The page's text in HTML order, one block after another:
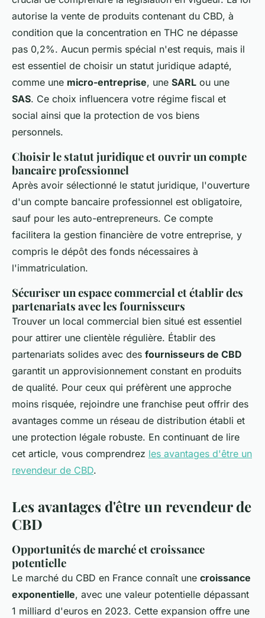
autorise la vente de produits contenant du CBD, à
condition que la concentration en THC ne dépasse
pas 0,2%. Aucun permis spécial n'est requis, mais il
est essentiel de choisir un statut juridique adapté,
comme une micro-entreprise, une SARL ou une
SAS. Ce choix influencera votre régime fiscal et
social ainsi que la protection de vos biens
personnels.
Choisir le statut juridique et ouvrir un compte
bancaire professionnel
Après avoir sélectionné le statut juridique, l'ouverture
d'un compte bancaire professionnel est obligatoire,
sauf pour les auto-entrepreneurs. Ce compte
facilitera la gestion financière de votre entreprise, y
compris le dépôt des fonds nécessaires à
l'immatriculation.
Sécuriser un espace commercial et établir des
partenariats avec les fournisseurs
Trouver un local commercial bien situé est essentiel
pour attirer une clientèle régulière. Établir des
partenariats solides avec des fournisseurs de CBD
garantit un approvisionnement constant en produits
de qualité. Pour ceux qui préfèrent une approche
moins risquée, rejoindre une franchise peut offrir des
avantages comme un réseau de distribution établi et
une protection légale robuste. En continuant de lire
cet article, vous comprendrez les avantages d'être un
revendeur de CBD.
Les avantages d'être un revendeur de
CBD
Opportunités de marché et croissance
potentielle
Le marché du CBD en France connaît une croissance
exponentielle, avec une valeur potentielle dépassant
1 milliard d'euros en 2023. Cette expansion offre une